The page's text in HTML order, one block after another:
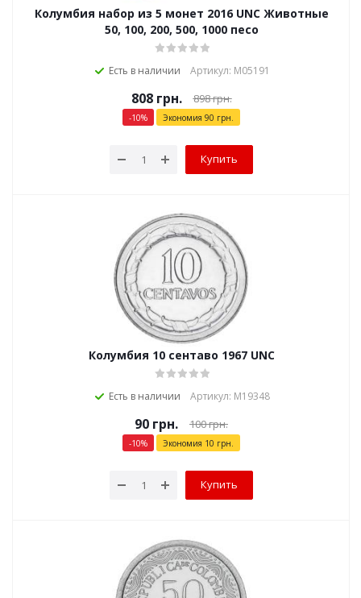
Колумбия набор из 5 монет 2016 UNC Животные
50, 100, 200, 500, 1000 песо
Есть в наличии Артикул: М05191
808грн. 898грн.
-10% Экономия 90 грн.
Купить
Колумбия 10 сентаво 1967 UNC
Есть в наличии Артикул: М19348
90 грн. 100грн.
-10% Экономия 10 грн.
Купить